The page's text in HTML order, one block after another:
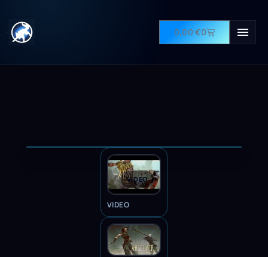
0,00€0
VIDEO
VIDEO